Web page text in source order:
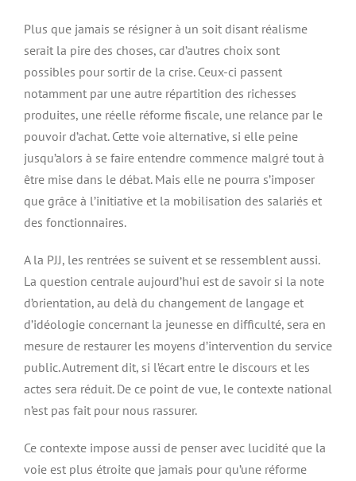
Plus que jamais se résigner à un soit disant réalisme
serait la pire des choses, car d’autres choix sont
possibles pour sortir de la crise. Ceux-ci passent
notamment par une autre répartition des richesses
produites, une réelle réforme fiscale, une relance par le
pouvoir d’achat. Cette voie alternative, si elle peine
jusqu’alors à se faire entendre commence malgré tout à
être mise dans le débat. Mais elle ne pourra s’imposer
que grâce à l’initiative et la mobilisation des salariés et
des fonctionnaires.
A la PJJ, les rentrées se suivent et se ressemblent aussi.
La question centrale aujourd’hui est de savoir si la note
d’orientation, au delà du changement de langage et
d’idéologie concernant la jeunesse en difficulté, sera en
mesure de restaurer les moyens d’intervention du service
public. Autrement dit, si l’écart entre le discours et les
actes sera réduit. De ce point de vue, le contexte national
n’est pas fait pour nous rassurer.
Ce contexte impose aussi de penser avec lucidité que la
voie est plus étroite que jamais pour qu’une réforme